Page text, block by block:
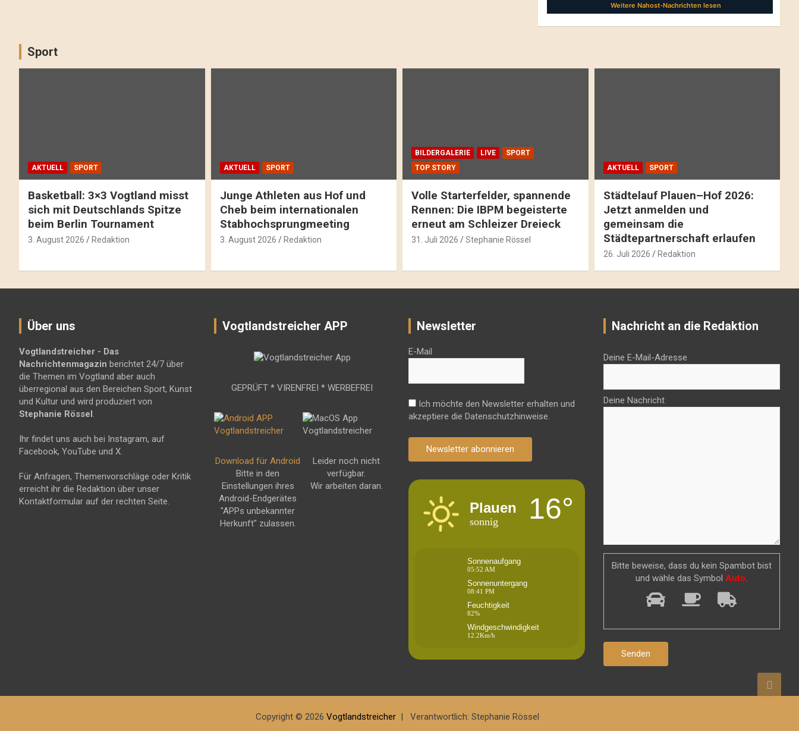
Sport
AKTUELL SPORT
Basketball: 3×3 Vogtland misst
sich mit Deutschlands Spitze
beim Berlin Tournament
3. August 2026 Redaktion
AKTUELL SPORT
Junge Athleten aus Hof und
Cheb beim internationalen
Stabhochsprungmeeting
3. August 2026 Redaktion
BILDERGALERIE LIVE
SPORT
TOP STORY
Volle Starterfelder, spannende
Rennen: Die IBPM begeisterte
erneut am Schleizer Dreieck
31. Juli 2026 Stephanie Rössel
AKTUELL SPORT
Städtelauf Plauen–Hof 2026:
Jetzt anmelden und
gemeinsam die
Städtepartnerschaft erlaufen
26. Juli 2026 Redaktion
Über uns
Vogtlandstreicher - Das
Nachrichtenmagazin berichtet 24/7 über
die Themen im Vogtland aber auch
überregional aus den Bereichen Sport, Kunst
und Kultur und wird produziert von
Stephanie Rössel.
Ihr findet uns auch bei Instagram, auf
Facebook, YouTube und X.
Für Anfragen, Themenvorschläge oder Kritik
erreicht ihr die Redaktion über unser
Kontaktformular auf der rechten Seite.
Vogtlandstreicher APP
GEPRÜFT * VIRENFREI * WERBEFREI
Download für Android
Bitte in den
Einstellungen ihres
Android-Endgerätes
"APPs unbekannter
Herkunft" zulassen.
Leider noch nicht
verfügbar.
Wir arbeiten daran.
Newsletter
E-Mail
Ich möchte den Newsletter erhalten und
akzeptiere die Datenschutzhinweise.
Newsletter abonnieren
Plauen
sonnig 16°
Sonnenaufgang
05:52 AM
Sonnenuntergang
08:41 PM
Feuchtigkeit
82%
Windgeschwindigkeit
12.2Km/h
Nachricht an die Redaktion
Deine E-Mail-Adresse
Deine Nachricht
Bitte beweise, dass du kein Spambot bist
und wähle das Symbol Auto.
Copyright © 2026 Vogtlandstreicher Verantwortlich: Stephanie Rössel